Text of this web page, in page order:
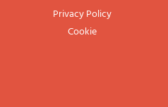
Privacy Policy
Cookie